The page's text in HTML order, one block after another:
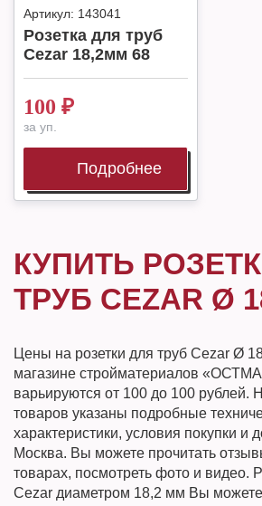
Артикул: 143041
Розетка для труб
Cezar 18,2мм 68
100 ₽
за уп.
Подробнее
КУПИТЬ
ТРУБ CEZAR Ø
Цены на розетки для труб Cezar Ø
магазине стройматериалов
варьируются от 100 до 100 рублей.
товаров указаны подробные
характеристики, условия покупки и
Москва. Вы можете прочитать
товарах, посмотреть фото и видео.
Cezar диаметром 18,2 мм Вы можете